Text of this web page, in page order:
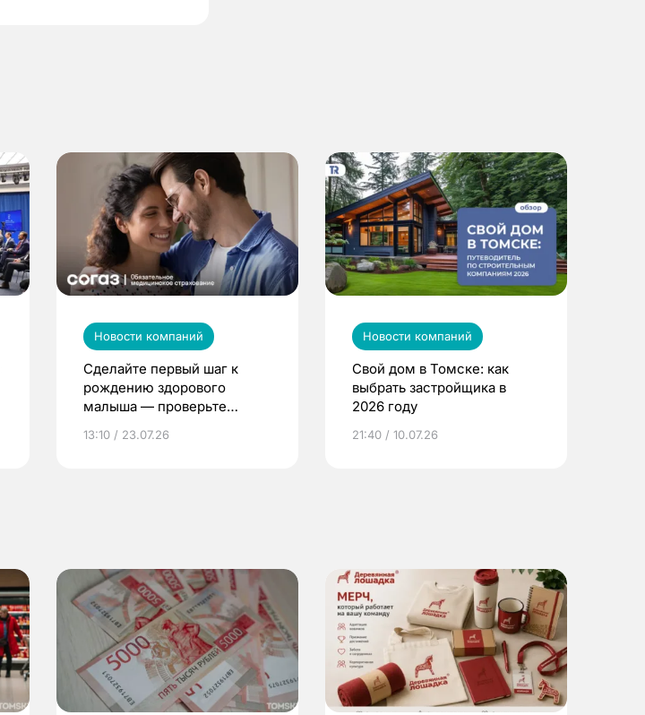
Новости компаний
Сделайте первый шаг к
рождению здорового
малыша — проверьте
по ОМС!
13:10 / 23.07.26
Новости компаний
Свой дом в Томске: как
выбрать застройщика в
2026 году
21:40 / 10.07.26